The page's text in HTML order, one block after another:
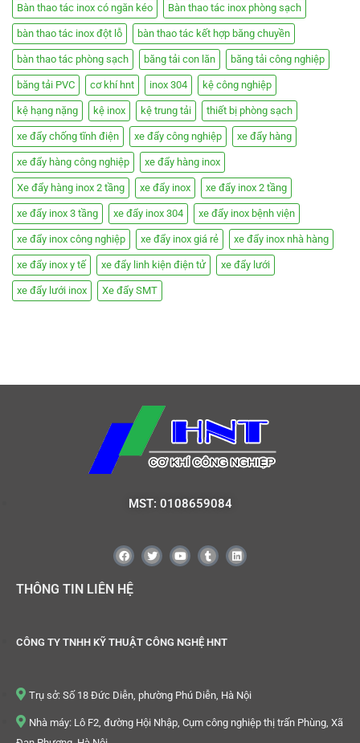
Bàn thao tác inox có ngăn kéo Bàn thao tác inox phòng sạch
bàn thao tác inox đột lỗ bàn thao tác kết hợp băng chuyền
bàn thao tác phòng sạch băng tải con lăn băng tải công nghiệp
băng tải PVC cơ khí hnt inox 304 kệ công nghiệp
kệ hạng nặng kệ inox kệ trung tải thiết bị phòng sạch
xe đẩy chống tĩnh điện xe đẩy công nghiệp xe đẩy hàng
xe đẩy hàng công nghiệp xe đẩy hàng inox
Xe đẩy hàng inox 2 tầng xe đẩy inox xe đẩy inox 2 tầng
xe đẩy inox 3 tầng xe đẩy inox 304 xe đẩy inox bệnh viện
xe đẩy inox công nghiệp xe đẩy inox giá rẻ xe đẩy inox nhà hàng
xe đẩy inox y tế xe đẩy linh kiện điện tử xe đẩy lưới
xe đẩy lưới inox Xe đẩy SMT
MST: 0108659084
THÔNG TIN LIÊN HỆ
CÔNG TY TNHH KỸ THUẬT CÔNG NGHỆ HNT
Trụ sở: Số 18 Đức Diễn, phường Phú Diễn, Hà Nội
Nhà máy: Lô F2, đường Hội Nhập, Cụm công nghiệp thị trấn Phùng, Xã